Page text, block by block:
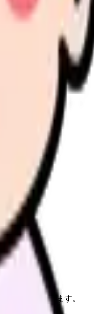
一緒に整理します。